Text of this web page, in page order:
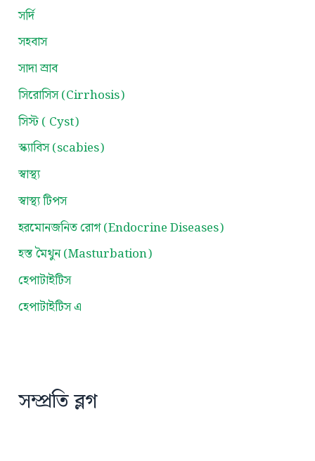
সর্দি
সহবাস
সাদা স্রাব
সিরোসিস (Cirrhosis)
সিস্ট ( Cyst)
স্ক্যাবিস (scabies)
স্বাস্থ্য
স্বাস্থ্য টিপস
হরমোনজনিত রোগ (Endocrine Diseases)
হস্ত মৈথুন (Masturbation)
হেপাটাইটিস
হেপাটাইটিস এ
সম্প্রতি ব্লগ